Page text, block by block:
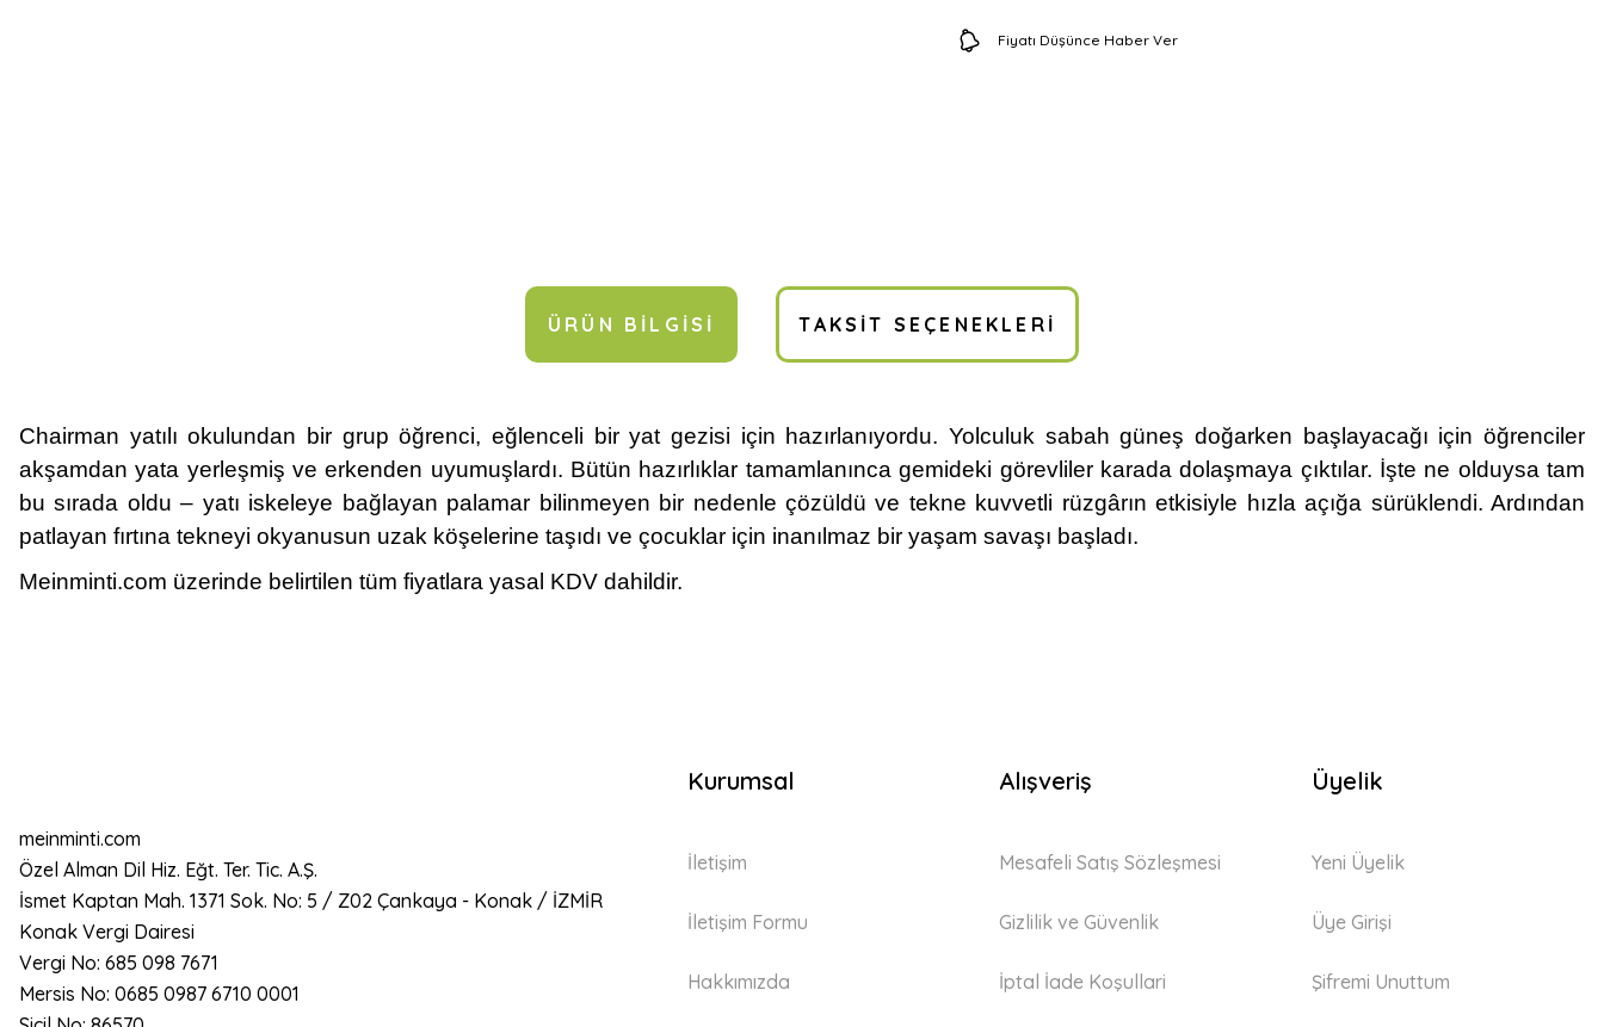
Fiyatı Düşünce Haber Ver
ÜRÜN BILGISI TAKSIT SEÇENEKLERI
Chairman yatılı okulundan bir grup öğrenci, eğlenceli bir yat gezisi için hazırlanıyordu. Yolculuk sabah güneş doğarken başlayacağı için öğrenciler
akşamdan yata yerleşmiş ve erkenden uyumuşlardı. Bütün hazırlıklar tamamlanınca gemideki görevliler karada dolaşmaya çıktılar. İşte ne olduysa tam
bu sırada oldu – yatı iskeleye bağlayan palamar bilinmeyen bir nedenle çözüldü ve tekne kuvvetli rüzgârın etkisiyle hızla açığa sürüklendi. Ardından
patlayan fırtına tekneyi okyanusun uzak köşelerine taşıdı ve çocuklar için inanılmaz bir yaşam savaşı başladı.
Meinminti.com üzerinde belirtilen tüm fiyatlara yasal KDV dahildir.
meinminti.com
Özel Alman Dil Hiz. Eğt. Ter. Tic. A.Ş.
İsmet Kaptan Mah. 1371 Sok. No: 5 / Z02 Çankaya - Konak / İZMİR
Konak Vergi Dairesi
Vergi No: 685 098 7671
Mersis No: 0685 0987 6710 0001
Kurumsal
İletişim
İletişim Formu
Hakkımızda
Alışveriş
Mesafeli Satış Sözleşmesi
Gizlilik ve Güvenlik
İptal İade Koşullari
Üyelik
Yeni Üyelik
Üye Girişi
Şifremi Unuttum